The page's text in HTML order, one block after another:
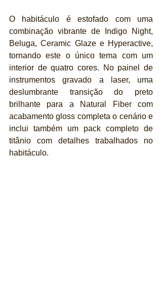
O habitáculo é estofado com uma
combinação vibrante de Indigo Night,
Beluga, Ceramic Glaze e Hyperactive,
tornando este o único tema com um
interior de quatro cores. No painel de
instrumentos gravado a laser, uma
deslumbrante transição do preto
brilhante para a Natural Fiber com
acabamento gloss completa o cenário e
inclui também um pack completo de
titânio com detalhes trabalhados no
habitáculo.